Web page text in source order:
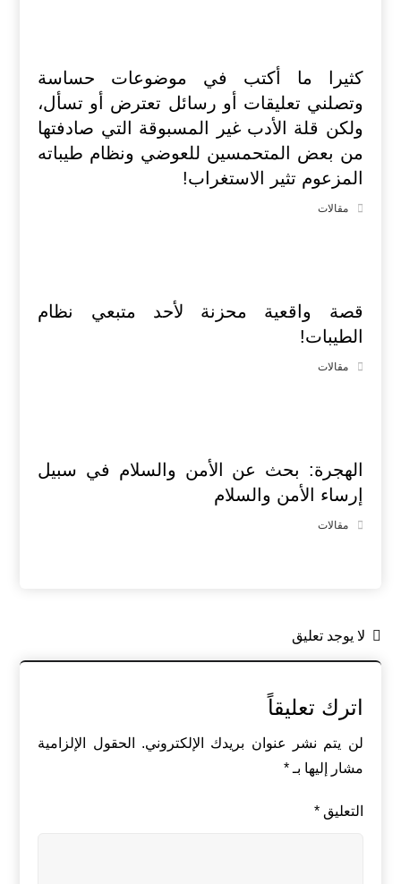
كثيرا ما أكتب في موضوعات حساسة
وتصلني تعليقات أو رسائل تعترض أو تسأل،
ولكن قلة الأدب غير المسبوقة التي صادفتها
من بعض المتحمسين للعوضي ونظام طيباته
المزعوم تثير الاستغراب!
مقالات
قصة واقعية محزنة لأحد متبعي نظام
الطيبات!
مقالات
الهجرة: بحث عن الأمن والسلام في سبيل
إرساء الأمن والسلام
مقالات
لا يوجد تعليق
اترك تعليقاً
لن يتم نشر عنوان بريدك الإلكتروني.
الحقول الإلزامية
مشار إليها بـ*
التعليق*